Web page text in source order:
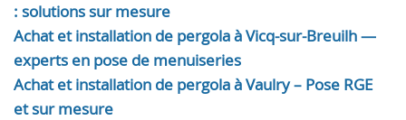
: solutions sur mesure
Achat et installation de pergola à Vicq-sur-Breuilh —
experts en pose de menuiseries
Achat et installation de pergola à Vaulry – Pose RGE
et sur mesure